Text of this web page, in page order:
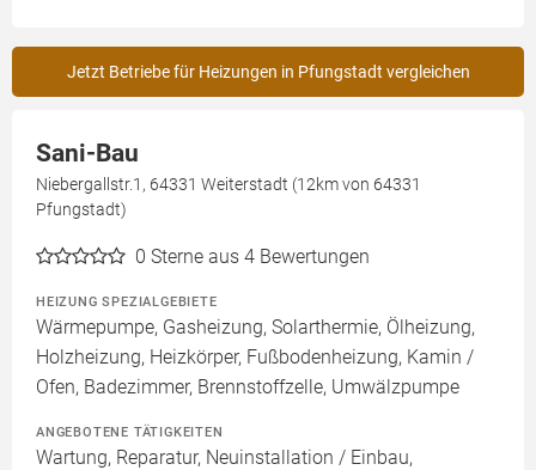
Jetzt Betriebe für Heizungen in Pfungstadt vergleichen
Sani-Bau
Niebergallstr.1, 64331 Weiterstadt (12km von 64331
Pfungstadt)
0 Sterne aus 4 Bewertungen
HEIZUNG SPEZIALGEBIETE
Wärmepumpe, Gasheizung, Solarthermie, Ölheizung,
Holzheizung, Heizkörper, Fußbodenheizung, Kamin /
Ofen, Badezimmer, Brennstoffzelle, Umwälzpumpe
ANGEBOTENE TÄTIGKEITEN
Wartung, Reparatur, Neuinstallation / Einbau,